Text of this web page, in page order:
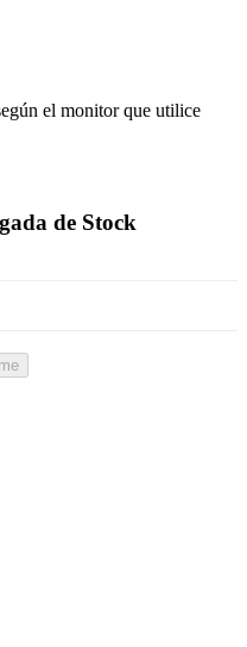
el monitor que utilice
de Stock